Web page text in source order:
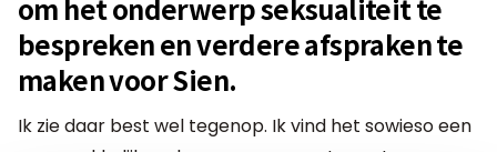
om het onderwerp seksualiteit te
bespreken en verdere afspraken te
maken voor Sien.
Ik zie daar best wel tegenop. Ik vind het sowieso een